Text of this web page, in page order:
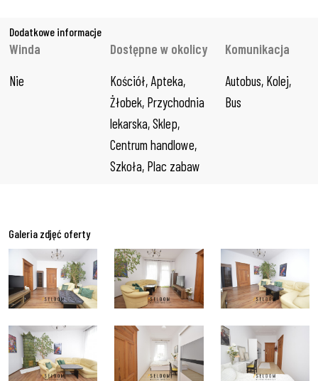
Dodatkowe informacje
Winda
Nie
Dostępne w okolicy
Kościół, Apteka,
Żłobek, Przychodnia
lekarska, Sklep,
Centrum handlowe,
Szkoła, Plac zabaw
Komunikacja
Autobus, Kolej,
Bus
Galeria zdjęć oferty